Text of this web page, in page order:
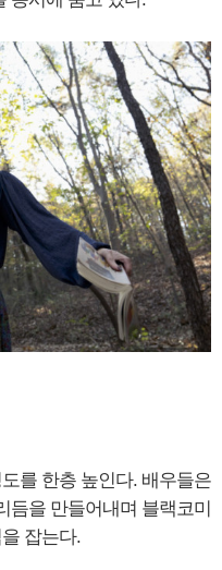
를 한층 높인다. 배우들은
을 만들어내며 블랙코미
잡는다.